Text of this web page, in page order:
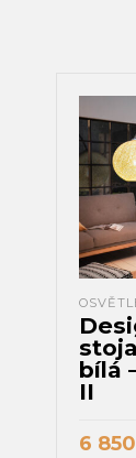
bílá
II
6 850